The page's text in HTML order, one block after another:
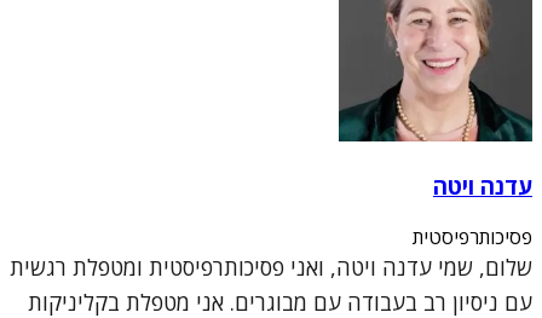
עדנה ויטה
פסיכותרפיסטית
שלום, שמי עדנה ויטה, ואני פסיכותרפיסטית ומטפלת רגשית
עם ניסיון רב בעבודה עם מבוגרים. אני מטפלת בקליניקות